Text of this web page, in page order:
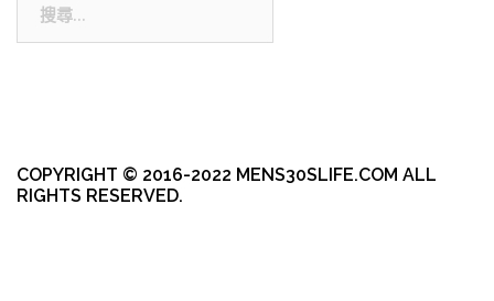
COPYRIGHT © 2016-2022 MENS30SLIFE.COM ALL
RIGHTS RESERVED.